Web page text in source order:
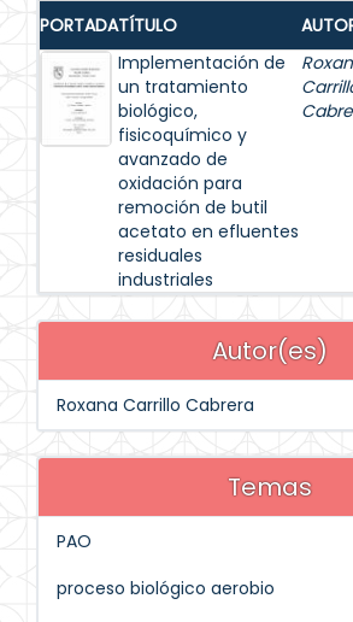
PORTADATÍTULO
Implementación de
un tratamiento
biológico,
fisicoquímico y
avanzado de
oxidación para
remoción de butil
acetato en efluentes
residuales
industriales
Autor(es)
Roxana Carrillo Cabrera
Temas
PAO
proceso biológico aerobio